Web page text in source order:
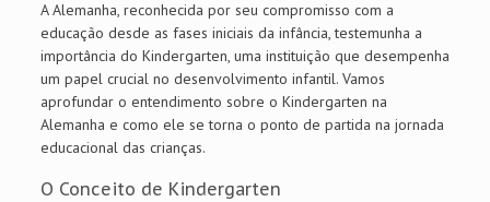
A Alemanha, reconhecida por seu compromisso com a
educação desde as fases iniciais da infância, testemunha a
importância do Kindergarten, uma instituição que desempenha
um papel crucial no desenvolvimento infantil. Vamos
aprofundar o entendimento sobre o Kindergarten na
Alemanha e como ele se torna o ponto de partida na jornada
educacional das crianças.
O Conceito de Kindergarten